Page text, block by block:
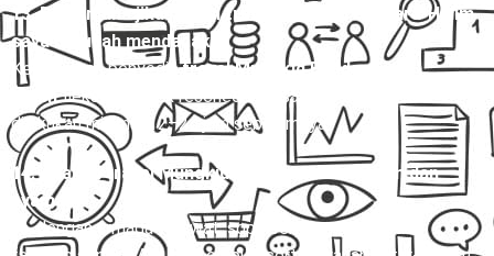
13. Bagaimana jika jadwal travel Mungkid Bandara-Halim
saya berubah mendadak?
Kebanyakan penyediatravel Mungkid Bandara-
Halimfleksibel untuk reschedule, asalkan konfirmasi
dilakukan minimal 12–24 jam sebelumnya.
14. Apakah travel Mungkid Bandara-Halim aman dan
nyaman?
Ya, dengan armada terawat, sopir berpengalaman, dan